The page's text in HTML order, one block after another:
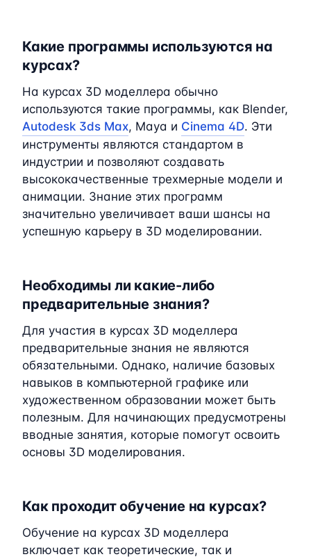
Какие программы используются на
курсах?
На курсах 3D моделлера обычно
используются такие программы, как Blender,
Autodesk 3ds Max, Maya и Cinema 4D. Эти
инструменты являются стандартом в
индустрии и позволяют создавать
высококачественные трехмерные модели и
анимации. Знание этих программ
значительно увеличивает ваши шансы на
успешную карьеру в 3D моделировании.
Необходимы ли какие-либо
предварительные знания?
Для участия в курсах 3D моделлера
предварительные знания не являются
обязательными. Однако, наличие базовых
навыков в компьютерной графике или
художественном образовании может быть
полезным. Для начинающих предусмотрены
вводные занятия, которые помогут освоить
основы 3D моделирования.
Как проходит обучение на курсах?
Обучение на курсах 3D моделлера
включает как теоретические, так и